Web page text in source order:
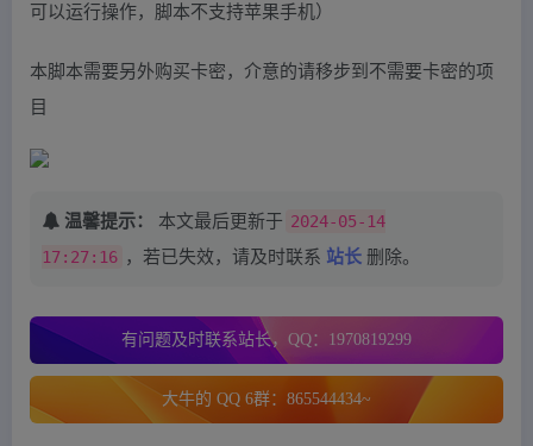
可以运行操作，脚本不支持苹果手机）
本脚本需要另外购买卡密，介意的请移步到不需要卡密的项
目
温馨提示： 本文最后更新于 2024-05-14
17:27:16 ，若已失效，请及时联系 站长 删除。
有问题及时联系站长，QQ：1970819299
大牛的 QQ 6群：865544434~